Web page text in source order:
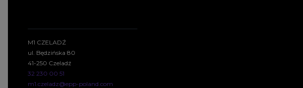
M1 CZELADŹ
ul. Będzińska 80
41-250 Czeladź
32 230 00 51
m1.czeladz@epp-poland.com